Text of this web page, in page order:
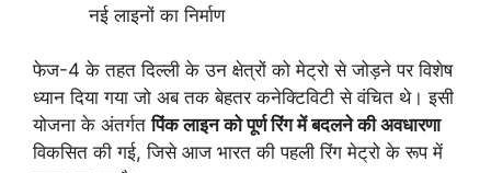
नई लाइनों का निर्माण
फेज-4 के तहत दिल्ली के उन क्षेत्रों को मेट्रो से जोड़ने पर विशेष
ध्यान दिया गया जो अब तक बेहतर कनेक्टिविटी से वंचित थे। इसी
योजना के अंतर्गतपिंक लाइन को पूर्ण रिंग में बदलने की अवधारणा
विकसित की गई, जिसे आज भारत की पहली रिंग मेट्रो के रूप में